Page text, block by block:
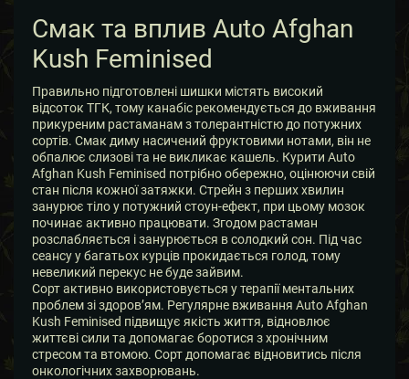
Смак та вплив Auto Afghan
Kush Feminised
Правильно підготовлені шишки містять високий
відсоток ТГК, тому канабіс рекомендується до вживання
прикуреним растаманам з толерантністю до потужних
сортів. Смак диму насичений фруктовими нотами, він не
обпалює слизові та не викликає кашель. Курити Auto
Afghan Kush Feminised потрібно обережно, оцінюючи свій
стан після кожної затяжки. Стрейн з перших хвилин
занурює тіло у потужний стоун-ефект, при цьому мозок
починає активно працювати. Згодом растаман
розслабляється і занурюється в солодкий сон. Під час
сеансу у багатьох курців прокидається голод, тому
невеликий перекус не буде зайвим.
Сорт активно використовується у терапії ментальних
проблем зі здоров’ям. Регулярне вживання Auto Afghan
Kush Feminised підвищує якість життя, відновлює
життєві сили та допомагає боротися з хронічним
стресом та втомою. Сорт допомагає відновитись після
онкологічних захворювань.